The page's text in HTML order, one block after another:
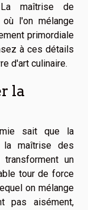
maîtrise de
où l'on mélange
primordiale
à ces détails
d'art culinaire.
la
sait que la
la maîtrise des
un
tour de force
on mélange
pas aisément,